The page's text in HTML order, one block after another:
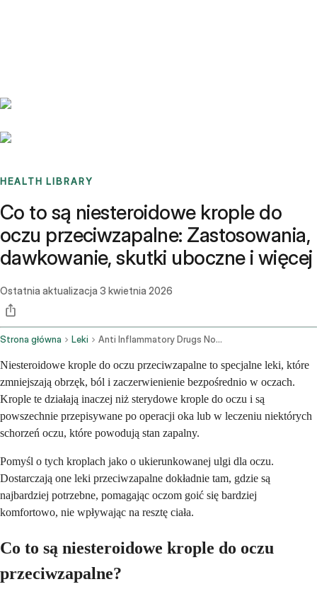
HEALTH LIBRARY
Co to są niesteroidowe krople do
oczu przeciwzapalne: Zastosowania,
dawkowanie, skutki uboczne i więcej
Ostatnia aktualizacja 3 kwietnia 2026
Strona główna Leki Anti Inflammatory Drugs Nonsteroidal Ophthalmic Route
Niesteroidowe krople do oczu przeciwzapalne to specjalne leki, które
zmniejszają obrzęk, ból i zaczerwienienie bezpośrednio w oczach.
Krople te działają inaczej niż sterydowe krople do oczu i są
powszechnie przepisywane po operacji oka lub w leczeniu niektórych
schorzeń oczu, które powodują stan zapalny.
Pomyśl o tych kroplach jako o ukierunkowanej ulgi dla oczu.
Dostarczają one leki przeciwzapalne dokładnie tam, gdzie są
najbardziej potrzebne, pomagając oczom goić się bardziej
komfortowo, nie wpływając na resztę ciała.
Co to są niesteroidowe krople do oczu
przeciwzapalne?